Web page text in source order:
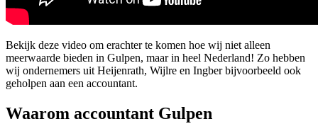
Bekijk deze video om erachter te komen hoe wij niet alleen
meerwaarde bieden in Gulpen, maar in heel Nederland! Zo hebben
wij ondernemers uit Heijenrath, Wijlre en Ingber bijvoorbeeld ook
geholpen aan een accountant.
Waarom accountant Gulpen